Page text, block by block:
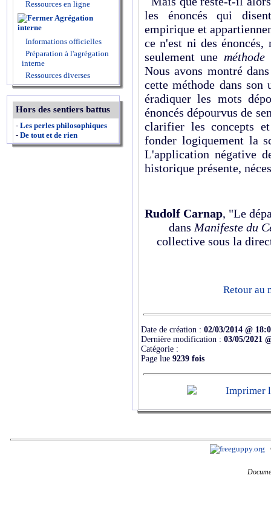
Ressources en ligne
Agrégation
interne
Informations officielles
Préparation à l'agrégation
interne
Ressources diverses
Hors des sentiers battus
- Les perles philosophiques
- De tout et de rien
les énoncés qui
empirique et
ce n'est ni des
seulement une méthode:
Nous avons montré
cette méthode dans
éradiquer les mots
énoncés dépourvus de
clarifier les concepts
fonder logiquement la
L'application négative
historique présente,
Rudolf Carnap, "Le
dans Manifeste du
collective sous la
Retour au
Date de création : 02/03/2014 @
Dernière modification : 03/05/2021
Catégorie :
Page lue 9239 fois